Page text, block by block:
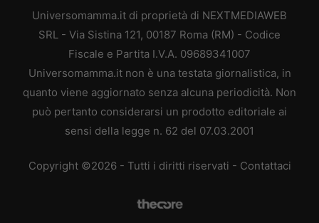
Universomamma.it di proprietà di NEXTMEDIAWEB
SRL - Via Sistina 121, 00187 Roma (RM) - Codice
Fiscale e Partita I.V.A. 09689341007
Universomamma.it non è una testata giornalistica, in
quanto viene aggiornato senza alcuna periodicità. Non
può pertanto considerarsi un prodotto editoriale ai
sensi della legge n. 62 del 07.03.2001
Copyright ©2026 - Tutti i diritti riservati - Contattaci